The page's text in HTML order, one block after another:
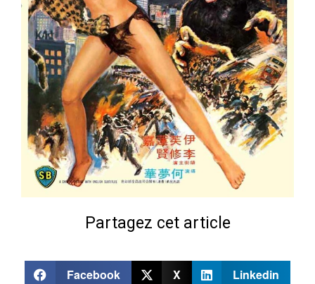
Partagez cet article
Facebook X Linkedin